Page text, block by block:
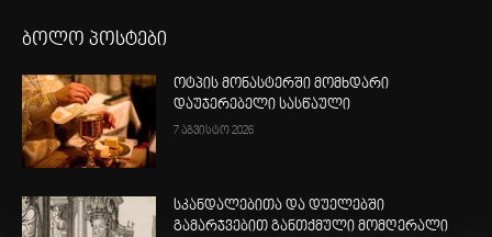
ბოლო პოსტები
ოტპის მონასტერში მომხდარი
დაუჯერებელი სასწაული
7 აგვისტო 2026
სკანდალებითა და დუელებში
გამარჯვებით განთქმული მომღერალი